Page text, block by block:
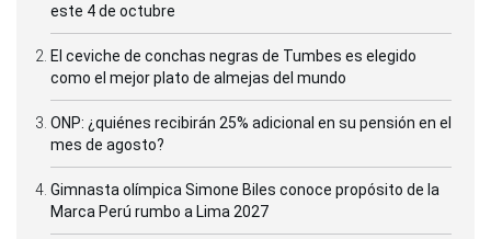
este 4 de octubre
El ceviche de conchas negras de Tumbes es elegido
como el mejor plato de almejas del mundo
ONP: ¿quiénes recibirán 25% adicional en su pensión en el
mes de agosto?
Gimnasta olímpica Simone Biles conoce propósito de la
Marca Perú rumbo a Lima 2027